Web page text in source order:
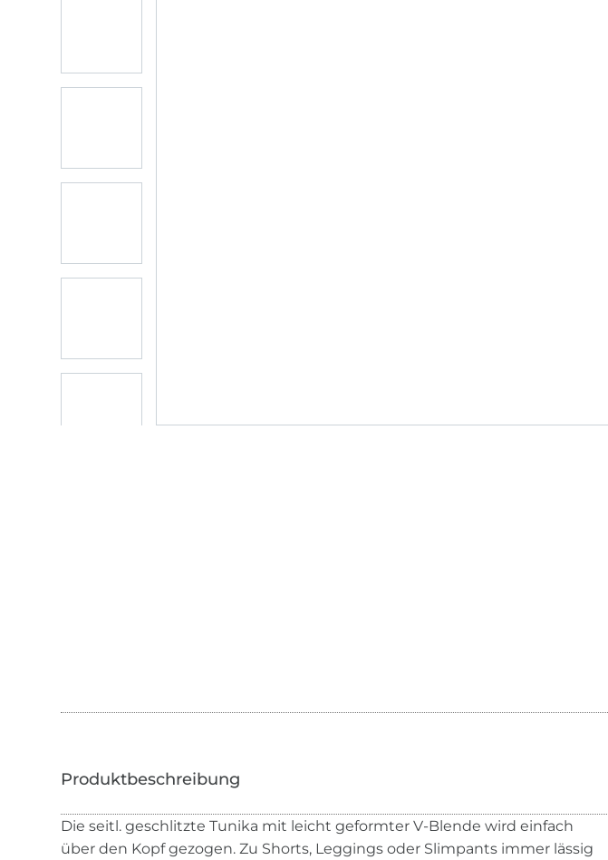
Die seitl. geschlitzte Tunika mit leicht geformter V-Blende wird einfach
über den Kopf gezogen. Zu Shorts, Leggings oder Slimpants immer lässig